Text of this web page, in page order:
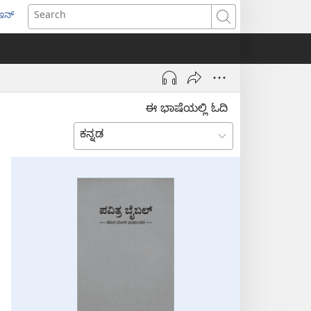
Search
ಈ ಭಾಷೆಯಲ್ಲಿ ಓದಿ